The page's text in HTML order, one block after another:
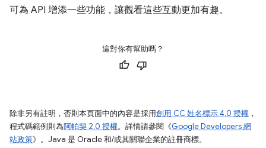
可為 API 增添一些功能，讓觀看這些互動更加有趣。
這對你有幫助嗎？
除非另有註明，否則本頁面中的內容是採用創用 CC 姓名標示 4.0 授權 ，
程式碼範例則為阿帕契 2.0 授權。詳情請參閱《Google Developers 網
站政策》。Java 是 Oracle 和/或其關聯企業的註冊商標。